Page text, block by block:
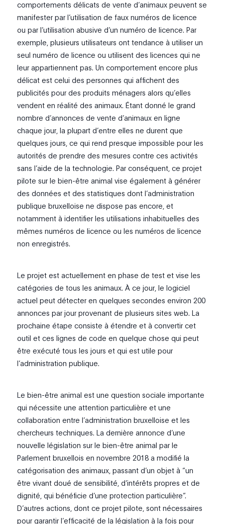
comportements délicats de vente d’animaux peuvent se
manifester par l’utilisation de faux numéros de licence
ou par l’utilisation abusive d’un numéro de licence. Par
exemple, plusieurs utilisateurs ont tendance à utiliser un
seul numéro de licence ou utilisent des licences qui ne
leur appartiennent pas. Un comportement encore plus
délicat est celui des personnes qui affichent des
publicités pour des produits ménagers alors qu’elles
vendent en réalité des animaux. Étant donné le grand
nombre d’annonces de vente d’animaux en ligne
chaque jour, la plupart d’entre elles ne durent que
quelques jours, ce qui rend presque impossible pour les
autorités de prendre des mesures contre ces activités
sans l’aide de la technologie. Par conséquent, ce projet
pilote sur le bien-être animal vise également à générer
des données et des statistiques dont l’administration
publique bruxelloise ne dispose pas encore, et
notamment à identifier les utilisations inhabituelles des
mêmes numéros de licence ou les numéros de licence
non enregistrés.
Le projet est actuellement en phase de test et vise les
catégories de tous les animaux. À ce jour, le logiciel
actuel peut détecter en quelques secondes environ 200
annonces par jour provenant de plusieurs sites web. La
prochaine étape consiste à étendre et à convertir cet
outil et ces lignes de code en quelque chose qui peut
être exécuté tous les jours et qui est utile pour
l’administration publique.
Le bien-être animal est une question sociale importante
qui nécessite une attention particulière et une
collaboration entre l’administration bruxelloise et les
chercheurs techniques. La dernière annonce d’une
nouvelle législation sur le bien-être animal par le
Parlement bruxellois en novembre 2018 a modifié la
catégorisation des animaux, passant d’un objet à “un
être vivant doué de sensibilité, d’intérêts propres et de
dignité, qui bénéficie d’une protection particulière”.
D’autres actions, dont ce projet pilote, sont nécessaires
pour garantir l’efficacité de la législation à la fois pour